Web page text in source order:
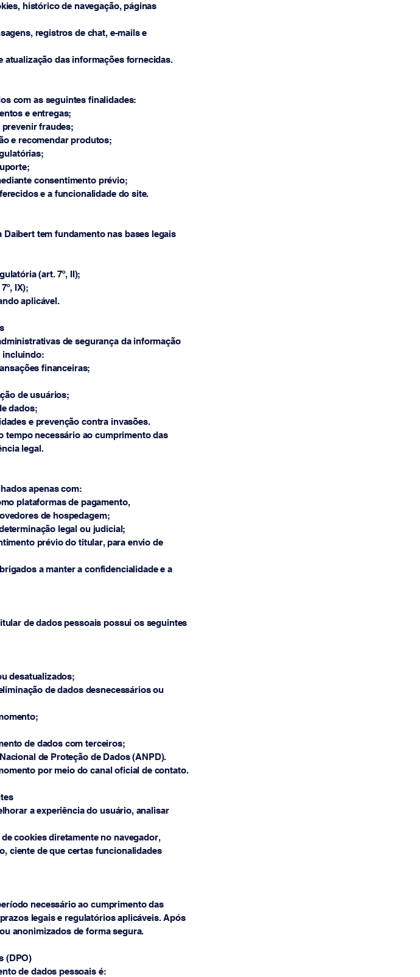
histórico de navegação, páginas
registros de chat, e-mails e
atualização das informações fornecidas.
com as seguintes finalidades:
e entregas;
fraudes;
e recomendar produtos;
consentimento prévio;
e a funcionalidade do site.
tem fundamento nas bases legais
(art. 7º, II);
IX);
aplicável.
de segurança da informação
incluindo:
financeiras;
de usuários;
dados;
e prevenção contra invasões.
tempo necessário ao cumprimento das
legal.
apenas com:
plataformas de pagamento,
de hospedagem;
legal ou judicial;
prévio do titular, para envio de
a manter a confidencialidade e a
de dados pessoais possui os seguintes
desatualizados;
de dados desnecessários ou
de dados com terceiros;
de Proteção de Dados (ANPD).
por meio do canal oficial de contato.
a experiência do usuário, analisar
cookies diretamente no navegador,
ciente de que certas funcionalidades
necessário ao cumprimento das
legais e regulatórios aplicáveis. Após
anonimizados de forma segura.
(DPO)
de dados pessoais é: